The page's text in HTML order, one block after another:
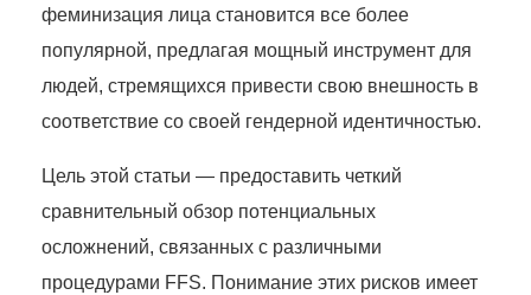
феминизация лица становится все более
популярной, предлагая мощный инструмент для
людей, стремящихся привести свою внешность в
соответствие со своей гендерной идентичностью.
Цель этой статьи — предоставить четкий
сравнительный обзор потенциальных
осложнений, связанных с различными
процедурами FFS. Понимание этих рисков имеет